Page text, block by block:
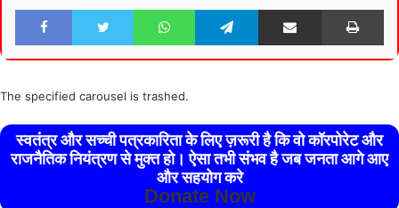
Facebook Twitter WhatsApp Telegram Share via Email
The specified carousel is trashed.
स्वतंत्र और सच्ची पत्रकारिता के लिए ज़रूरी है कि वो कॉरपोरेट और
राजनैतिक नियंत्रण से मुक्त हो। ऐसा तभी संभव है जब जनता आगे आए
और सहयोग करे
Donate Now